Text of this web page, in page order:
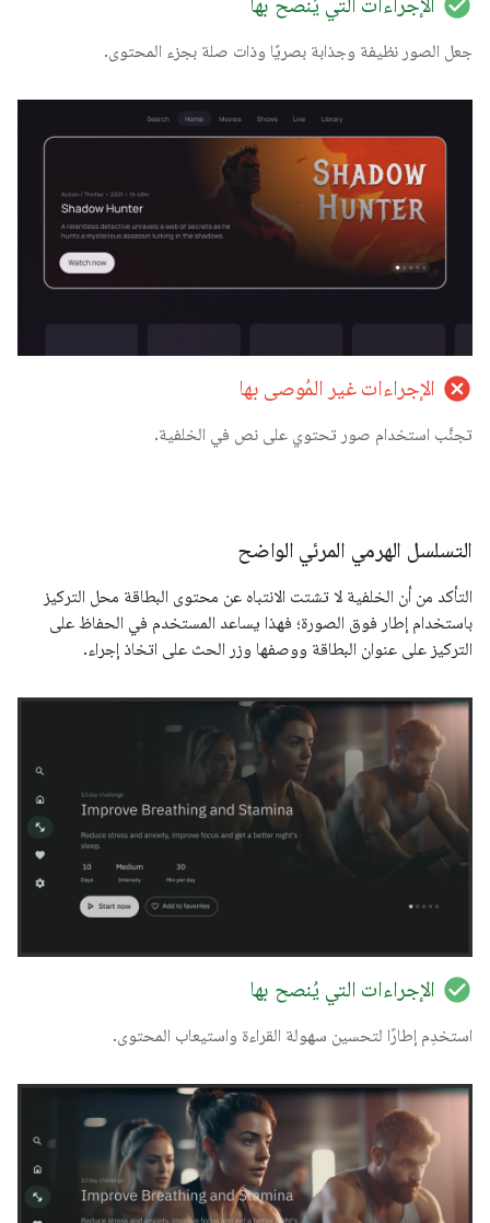
جعل الصور نظيفة وجذابة بصريًا وذات صلة بجزء المحتوى.
cancel الإجراءات غير المُوصى بها
تجنَّب استخدام صور تحتوي على نص في الخلفية.
التسلسل الهرمي المرئي الواضح
التأكد من أن الخلفية لا تشتت الانتباه عن محتوى البطاقة محل التركيز
باستخدام إطار فوق الصورة؛ فهذا يساعد المستخدم في الحفاظ على
التركيز على عنوان البطاقة ووصفها وزر الحث على اتخاذ إجراء.
check_circle الإجراءات التي يُنصح بها
استخدِم إطارًا لتحسين سهولة القراءة واستيعاب المحتوى.